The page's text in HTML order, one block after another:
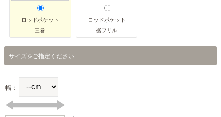
ロッドポケット
三巻
ロッドポケット
裾フリル
サイズをご指定ください
幅：